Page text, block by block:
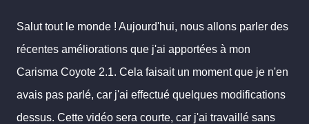
Salut tout le monde ! Aujourd'hui, nous allons parler des
récentes améliorations que j'ai apportées à mon
Carisma Coyote 2.1. Cela faisait un moment que je n'en
avais pas parlé, car j'ai effectué quelques modifications
dessus. Cette vidéo sera courte, car j'ai travaillé sans